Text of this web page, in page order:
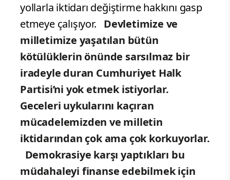
yollarla iktidarı değiştirme hakkını gasp
etmeye çalışıyor. Devletimize ve
milletimize yaşatılan bütün
kötülüklerin önünde sarsılmaz bir
iradeyle duran Cumhuriyet Halk
Partisi’ni yok etmek istiyorlar.
Geceleri uykularını kaçıran
mücadelemizden ve milletin
iktidarından çok ama çok korkuyorlar.
Demokrasiye karşı yaptıkları bu
müdahaleyi finanse edebilmek için